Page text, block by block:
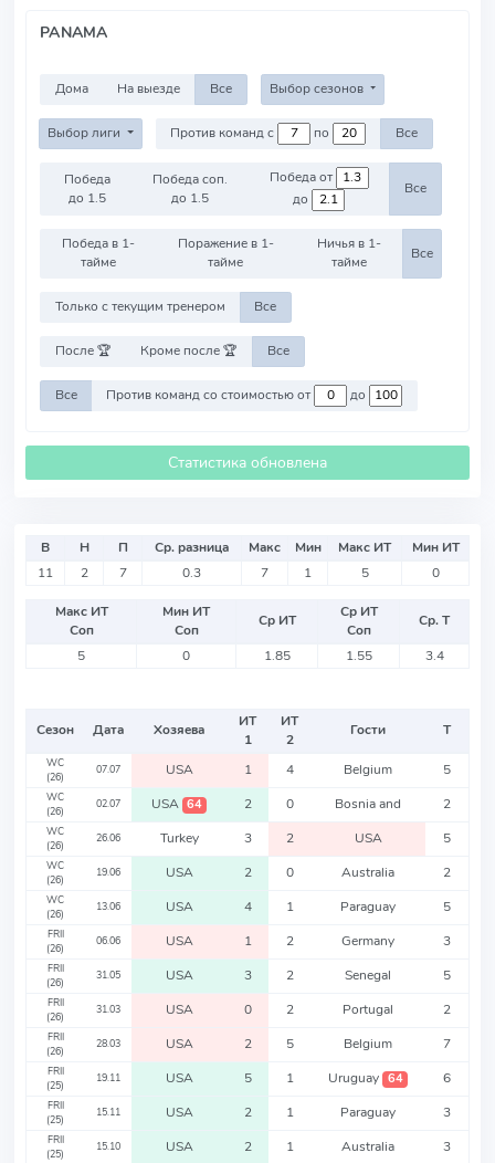
PANAMA
Дома На выезде Все Выбор сезонов
Выбор лиги Против команд с по Все
Победа
до 1.5
Победа соп.
до 1.5
Победа от
до
Все
Победа в 1-
тайме
Поражение в 1-
тайме
Ничья в 1-
тайме
Все
Только с текущим тренером Все
После 🏆 Кроме после 🏆 Все
Все Против команд со стоимостью от до
Статистика обновлена
В Н П Ср. разница Макс Мин Макс ИТ
Мин ИТ
11
2 7 0.3 7 1 5 0
Макс ИТ
Соп
Мин ИТ
Соп
Ср ИТ
Ср ИТ
Соп
Ср. Т
5
0 1.85 1.55 3.4
Сезон Дата Хозяева
ИТ
1
ИТ
2
Гости Т
WC
(26)
07.07 USA 1 4 Belgium 5
WC
(26)
02.07 USA 64 2 0 Bosnia and 2
WC
(26)
26.06 Turkey 3 2 USA 5
WC
(26)
19.06 USA 2 0 Australia 2
WC
(26)
13.06 USA 4 1 Paraguay 5
FRII
(26)
06.06 USA 1 2 Germany 3
FRII
(26)
31.05 USA 3 2 Senegal 5
FRII
(26)
31.03 USA 0 2 Portugal 2
FRII
(26)
28.03 USA 2 5 Belgium 7
FRII
(25)
19.11 USA 5 1 Uruguay 64 6
FRII
(25)
15.11 USA 2 1 Paraguay 3
FRII
(25)
15.10 USA 2 1 Australia 3